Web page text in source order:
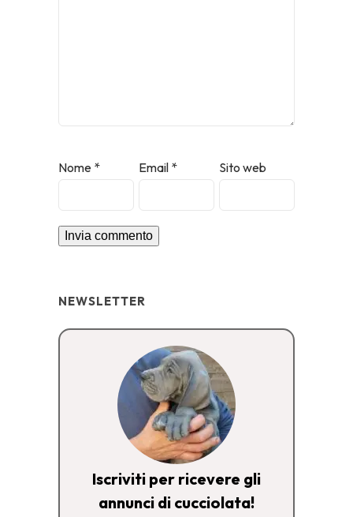
Nome * Email * Sito web
NEWSLETTER
Iscriviti per ricevere gli
annunci di cucciolata!